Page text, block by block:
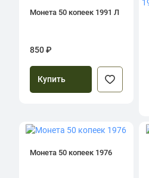
Монета 50 копеек 1991 Л
850 ₽
Купить
Монета 50 копеек 1976